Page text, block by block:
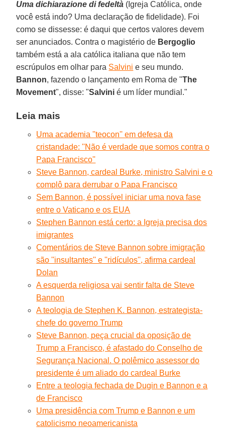
Uma dichiarazione di fedeltà (Igreja Católica, onde
você está indo? Uma declaração de fidelidade). Foi
como se dissesse: é daqui que certos valores devem
ser anunciados. Contra o magistério de Bergoglio
também está a ala católica italiana que não tem
escrúpulos em olhar para Salvini e seu mundo.
Bannon, fazendo o lançamento em Roma de "The
Movement", disse: "Salvini é um líder mundial."
Leia mais
Uma academia ''teocon'' em defesa da
cristandade: ''Não é verdade que somos contra o
Papa Francisco''
Steve Bannon, cardeal Burke, ministro Salvini e o
complô para derrubar o Papa Francisco
Sem Bannon, é possível iniciar uma nova fase
entre o Vaticano e os EUA
Stephen Bannon está certo: a Igreja precisa dos
imigrantes
Comentários de Steve Bannon sobre imigração
são ''insultantes'' e ''ridículos'', afirma cardeal
Dolan
A esquerda religiosa vai sentir falta de Steve
Bannon
A teologia de Stephen K. Bannon, estrategista-
chefe do governo Trump
Steve Bannon, peça crucial da oposição de
Trump a Francisco, é afastado do Conselho de
Segurança Nacional. O polêmico assessor do
presidente é um aliado do cardeal Burke
Entre a teologia fechada de Dugin e Bannon e a
de Francisco
Uma presidência com Trump e Bannon e um
catolicismo neoamericanista